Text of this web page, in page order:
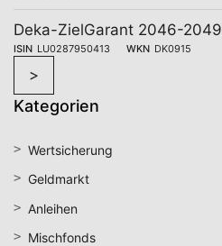
Deka-ZielGarant 2046-2049
ISIN LU0287950413 WKN DK0915
>
Kategorien
Wertsicherung
Geldmarkt
Anleihen
Mischfonds